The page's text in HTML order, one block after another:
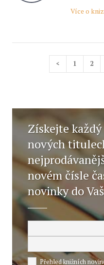
Více o
< 1 2
Získejte
nových
novém čísle
novinky do
Přehled knižních